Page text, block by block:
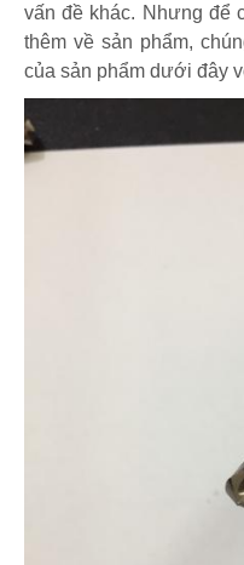
vấn đề khác. Nhưng để
thêm về sản phẩm,
của sản phẩm dưới đây